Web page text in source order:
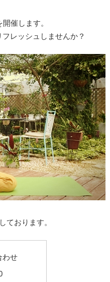
催します。
レッシュしませんか？
ております。
わせ